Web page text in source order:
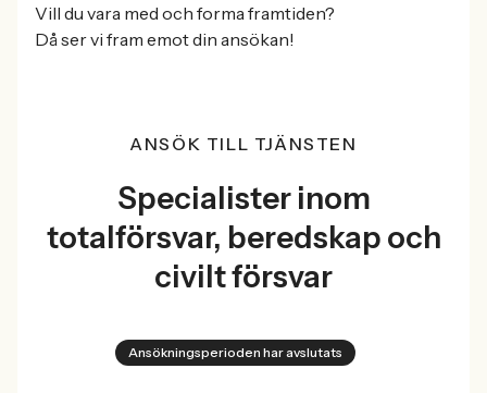
Vill du vara med och forma framtiden?
Då ser vi fram emot din ansökan!
ANSÖK TILL TJÄNSTEN
Specialister inom
totalförsvar, beredskap och
civilt försvar
Ansökningsperioden har avslutats